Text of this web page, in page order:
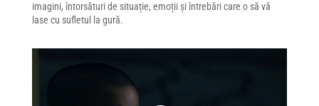
imagini, întorsături de situație, emoții și întrebări care o să vă
lase cu sufletul la gură.